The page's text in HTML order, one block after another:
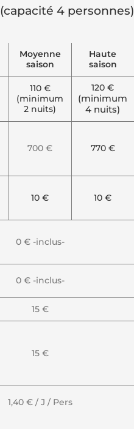
4 personnes)
Moyenne
saison
Haute
saison
110 €
(minimum
2 nuits)
120 €
(minimum
4 nuits)
700 € 770 €
10 € 10 €
0 € -inclus-
0 € -inclus-
15 €
15 €
1,40 € / J / Pers